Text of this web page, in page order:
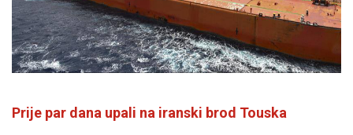
Prije par dana upali na iranski brod Touska